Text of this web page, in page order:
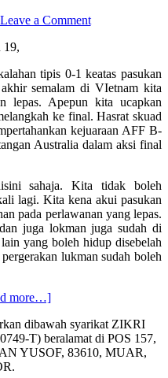
Leave a Comment
tipis 0-1 keatas pasukan
semalam di VIetnam kita
lepas. Apepun kita ucapkan
ke final. Hasrat skuad
kejuaraan AFF B-
Australia dalam aksi final
sahaja. Kita tidak boleh
lagi. Kita kena akui pasukan
pada perlawanan yang lepas.
juga lokman juga sudah di
yang boleh hidup disebelah
lukman sudah boleh
more…]about
gagal
pertahankan
kejuaraan,
dibawah syarikat ZIKRI
T) beralamat di POS 157,
YUSOF, 83610, MUAR,